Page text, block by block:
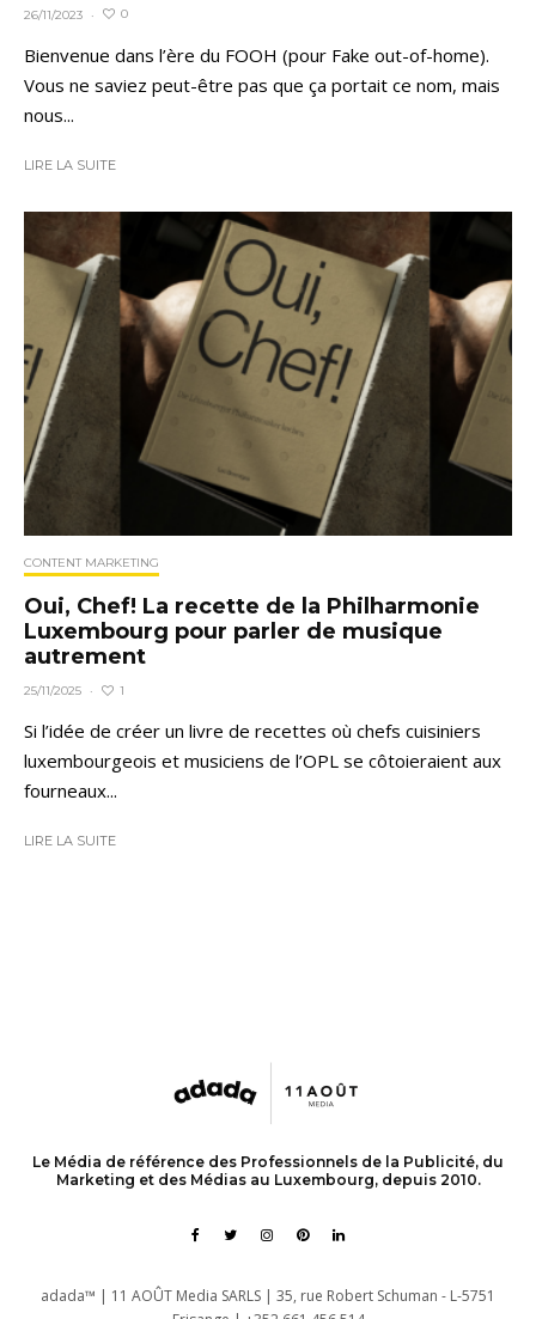
26/11/2023 · 0
Bienvenue dans l’ère du FOOH (pour Fake out-of-home).
Vous ne saviez peut-être pas que ça portait ce nom, mais
nous...
LIRE LA SUITE
CONTENT MARKETING
Oui, Chef! La recette de la Philharmonie
Luxembourg pour parler de musique
autrement
25/11/2025 · 1
Si l’idée de créer un livre de recettes où chefs cuisiniers
luxembourgeois et musiciens de l’OPL se côtoieraient aux
fourneaux...
LIRE LA SUITE
Le Média de référence des Professionnels de la Publicité, du
Marketing et des Médias au Luxembourg, depuis 2010.
adada™ | 11 AOÛT Media SARLS | 35, rue Robert Schuman - L-5751